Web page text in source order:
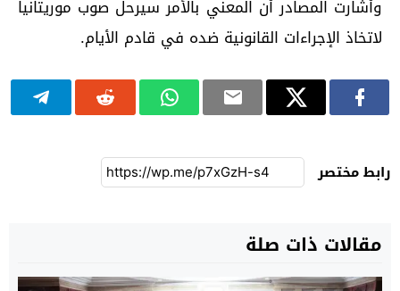
وأشارت المصادر أن المعني بالأمر سيرحل صوب موريتانيا
لاتخاذ الإجراءات القانونية ضده في قادم الأيام.
رابط مختصر
مقالات ذات صلة